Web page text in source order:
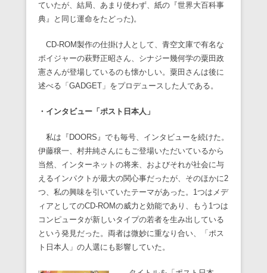
ていたが、結局、あまり使わず、紙の『世界大百科事
典』と同じ運命をたどった)。
CD-ROM製作の仕掛け人として、青空文庫で有名な
ボイジャーの萩野正昭さん、シナジー幾何学の粟田政
憲さんが登場しているのも懐かしい。粟田さんは後に
述べる「GADGET」をプロデュースした人である。
・インタビュー「ポスト日本人」
私は『DOORS』でも毎号、インタビューを続けた。
伊藤穣一、村井純さんにもご登場いただいているから
当然、インターネットの将来、およびそれが社会に与
えるインパクトが最大の関心事だったが、そのほかに2
つ、私の興味を引いていたテーマがあった。1つはメデ
ィアとしてのCD-ROMの威力と効能であり、もう1つは
コンピュータが新しいタイプの若者を生み出している
という発見だった。両者は微妙に重なり合い、「ポス
ト日本人」の人選にも影響していた。